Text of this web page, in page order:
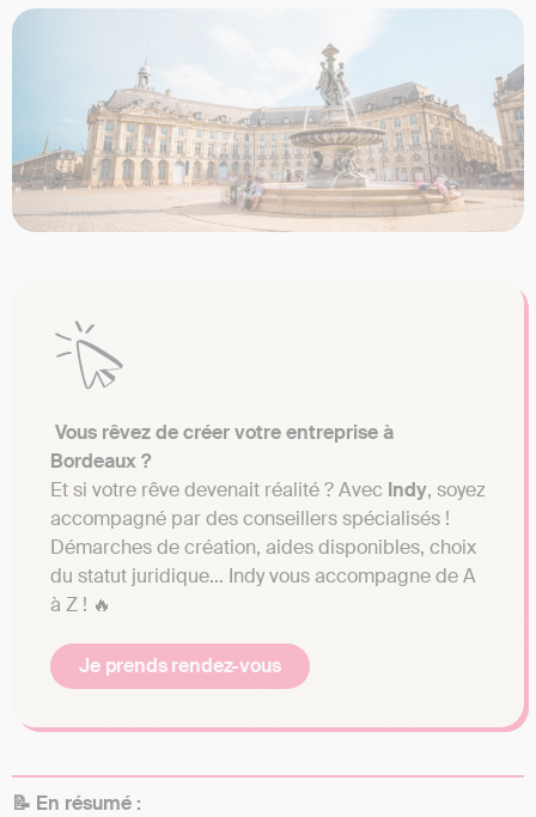
Vous rêvez de créer votre entreprise à
Bordeaux ?
Et si votre rêve devenait réalité ? Avec Indy, soyez
accompagné par des conseillers spécialisés !
Démarches de création, aides disponibles, choix
du statut juridique… Indy vous accompagne de A
à Z ! 🔥
Je prends rendez-vous
📝 En résumé :